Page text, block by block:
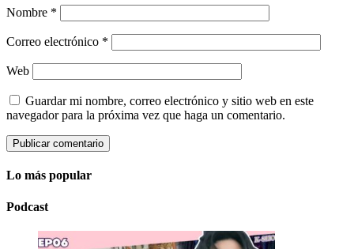
Nombre *
Correo electrónico *
Web
Guardar mi nombre, correo electrónico y sitio web en este
navegador para la próxima vez que haga un comentario.
Lo más popular
Podcast